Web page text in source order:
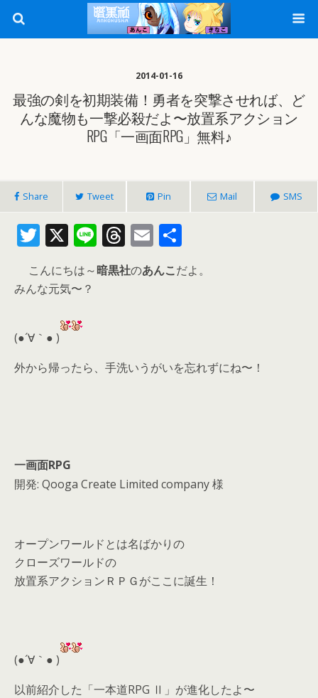
2014-01-16
最強の剣を初期装備！勇者を突撃させれば、ど
んな魔物も一撃必殺だよ〜放置系アクション
RPG「一画面RPG」無料♪
Share Tweet Pin Mail SMS
T
w
itt
er
X Li
n
e
T
h
re
E
m
ai
有
こんにちは～暗黒社のあんこだよ。
みんな元気〜？
(●´∀｀● )
外から帰ったら、手洗いうがいを忘れずにね〜！
一画面RPG
開発: Qooga Create Limited company 様
オープンワールドとは名ばかりの
クローズワールドの
放置系アクションＲＰＧがここに誕生！
(●´∀｀● )
以前紹介した「一本道RPG Ⅱ」が進化したよ〜